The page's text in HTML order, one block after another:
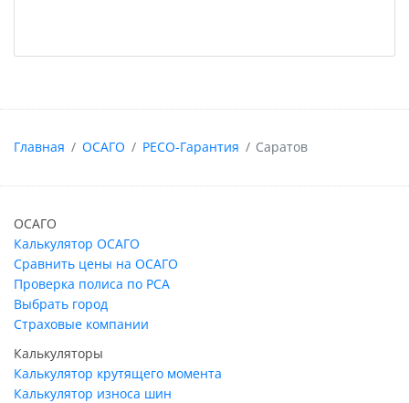
Главная ОСАГО РЕСО-Гарантия Саратов
ОСАГО
Калькулятор ОСАГО
Сравнить цены на ОСАГО
Проверка полиса по РСА
Выбрать город
Страховые компании
Калькуляторы
Калькулятор крутящего момента
Калькулятор износа шин